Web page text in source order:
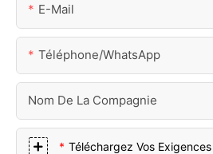
E-Mail
Téléphone/WhatsApp
Nom De La Compagnie
Téléchargez Vos Exigences